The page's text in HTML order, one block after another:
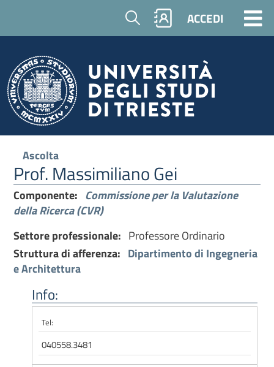
Cerca ACCEDI
Ascolta
Prof. Massimiliano Gei
Componente: Commissione per la Valutazione
della Ricerca (CVR)
Settore professionale: Professore Ordinario
Struttura di afferenza: Dipartimento di Ingegneria
e Architettura
Info:
Tel:
040558.3481